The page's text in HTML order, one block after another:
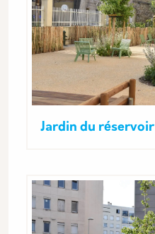
Jardin du réservoir